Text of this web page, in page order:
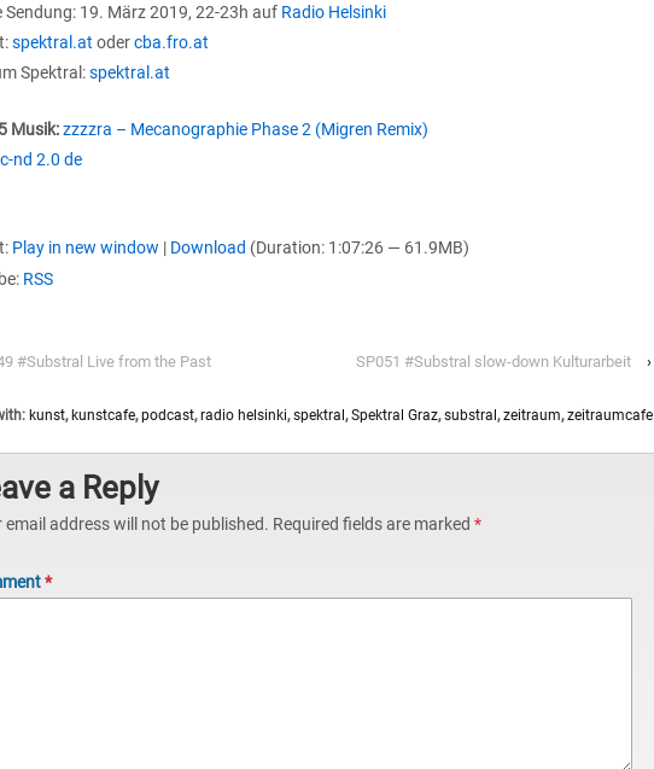
Sendung: 19. März 2019, 22-23h auf Radio Helsinki
spektral.at odercba.fro.at
Spektral:spektral.at
Musik:zzzzra – Mecanographie Phase 2 (Migren Remix)
nd 2.0 de
Play in new window | Download (Duration: 1:07:26 — 61.9MB)
RSS
#Substral Live from the Past SP051 #Substral slow-down Kulturarbeit ›
kunst, kunstcafe,podcast,radio helsinki,spektral ,Spektral Graz,substral ,zeitraum,zeitraumcafe
a Reply
email address will not be published. Required fields are marked *
*